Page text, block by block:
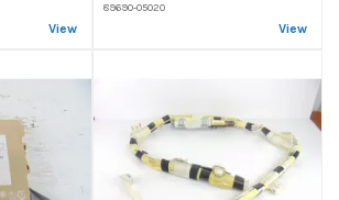
View
89690-05020
View